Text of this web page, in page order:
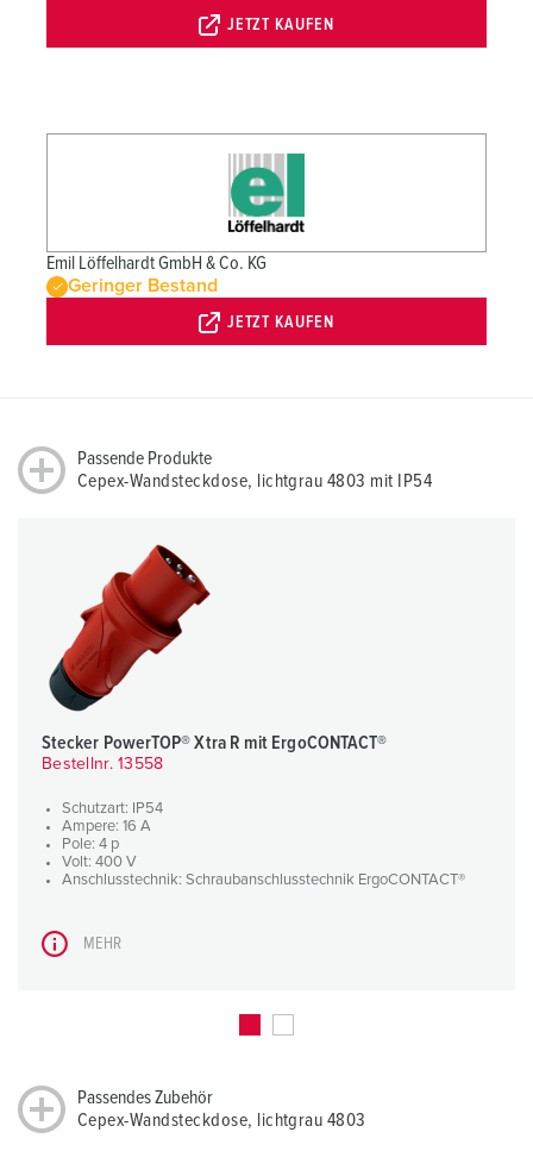
JETZT KAUFEN
Emil Löffelhardt GmbH & Co. KG
Geringer Bestand
JETZT KAUFEN
Passende Produkte
Cepex-Wandsteckdose, lichtgrau 4803 mit IP54
Stecker PowerTOP® Xtra R mit ErgoCONTACT®
Bestellnr. 13558
Schutzart: IP54
Ampere: 16 A
Pole: 4 p
Volt: 400 V
Anschlusstechnik: Schraubanschlusstechnik ErgoCONTACT®
MEHR
Passendes Zubehör
Cepex-Wandsteckdose, lichtgrau 4803